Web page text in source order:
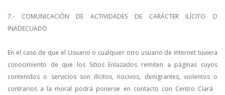
7.- COMUNICACIÓN DE ACTIVIDADES DE CARÁCTER ILÍCITO O
INADECUADO
En el caso de que el Usuario o cualquier otro usuario de Internet tuviera
conocimiento de que los Sitios Enlazados remiten a páginas cuyos
contenidos o servicios son ilícitos, nocivos, denigrantes, violentos o
contrarios a la moral podrá ponerse en contacto con Centro Clará